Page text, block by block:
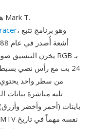
، وهو برنامج تتبع
24 بت مع رأس نصي بسيط
من سطر واحد يحتوي
بايتات (أحمر وأخضر